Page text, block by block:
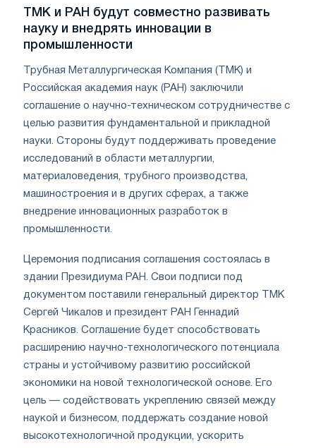
ТМК и РАН будут совместно развивать
науку и внедрять инновации в
промышленности
Трубная Металлургическая Компания (ТМК) и
Российская академия наук (РАН) заключили
соглашение о научно-техническом сотрудничестве с
целью развития фундаментальной и прикладной
науки. Стороны будут поддерживать проведение
исследований в области металлургии,
материаловедения, трубного производства,
машиностроения и в других сферах, а также
внедрение инновационных разработок в
промышленности.
Церемония подписания соглашения состоялась в
здании Президиума РАН. Свои подписи под
документом поставили генеральный директор ТМК
Сергей Чикалов и президент РАН Геннадий
Красников. Соглашение будет способствовать
расширению научно-технологического потенциала
страны и устойчивому развитию российской
экономики на новой технологической основе. Его
цель — содействовать укреплению связей между
наукой и бизнесом, поддержать создание новой
высокотехнологичной продукции, ускорить